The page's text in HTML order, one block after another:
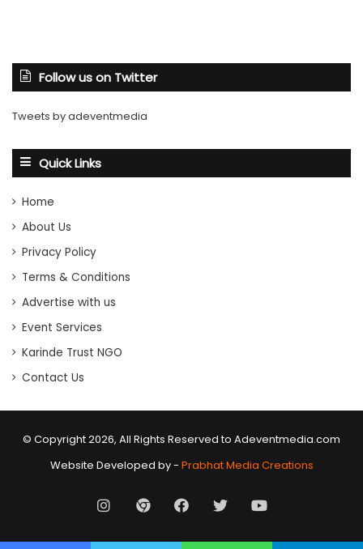
Follow us on Twitter
Tweets by adeventmedia
Quick Links
Home
About Us
Privacy Policy
Terms & Conditions
Advertise with us
Event Services
Karinde Trust NGO
Contact Us
© Copyright 2026, All Rights Reserved to Adeventmedia.com
Website Developed by - Prabhat Media Creations
Instagram
AD
Event
Facebook
X Youtube